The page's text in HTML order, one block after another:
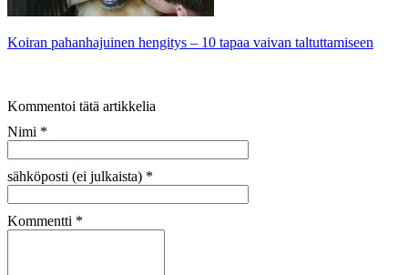
Koiran pahanhajuinen hengitys – 10 tapaa vaivan taltuttamiseen
Kommentoi tätä artikkelia
Nimi *
sähköposti (ei julkaista) *
Kommentti *